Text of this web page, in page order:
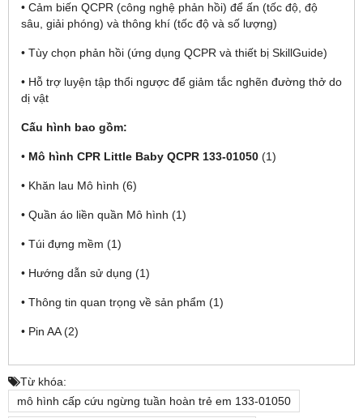
• Cảm biến QCPR (công nghệ phản hồi) để ấn (tốc độ, độ
sâu, giải phóng) và thông khí (tốc độ và số lượng)
• Tùy chọn phản hồi (ứng dụng QCPR và thiết bị SkillGuide)
• Hỗ trợ luyện tập thổi ngược để giảm tắc nghẽn đường thở do
dị vật
Cấu hình bao gồm:
• Mô hình CPR Little Baby QCPR 133-01050 (1)
• Khăn lau Mô hình (6)
• Quần áo liền quần Mô hình (1)
• Túi đựng mềm (1)
• Hướng dẫn sử dụng (1)
• Thông tin quan trọng về sản phẩm (1)
• Pin AA (2)
Từ khóa:
mô hình cấp cứu ngừng tuần hoàn trẻ em 133-01050